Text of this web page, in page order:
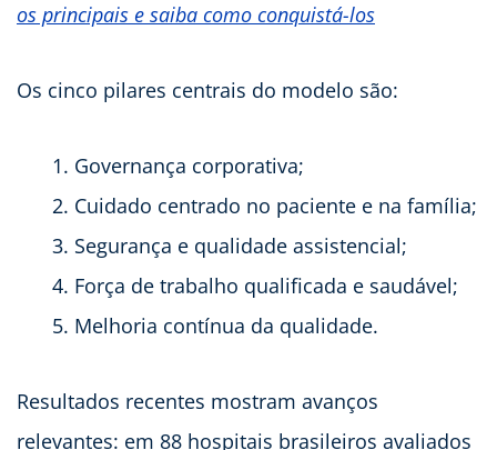
os principais e saiba como conquistá-los
Os cinco pilares centrais do modelo são:
Governança corporativa;
Cuidado centrado no paciente e na família;
Segurança e qualidade assistencial;
Força de trabalho qualificada e saudável;
Melhoria contínua da qualidade.
Resultados recentes mostram avanços
relevantes: em 88 hospitais brasileiros avaliados